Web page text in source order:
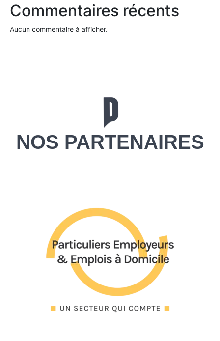
Commentaires récents
Aucun commentaire à afficher.
NOS PARTENAIRES